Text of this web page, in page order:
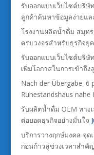
รับออกแบบเว็บไซต์บริษั
ลูกค้าค้นหาข้อมูลง่ายแล
โรงงานผลิตน้ำดื่ม สมุท
ครบวงจรสำหรับธุรกิจยุ
รับออกแบบเว็บไซต์บริษั
เพิ่มโอกาสในการเข้าถึง
Nach der Übergabe: 6
Ruhestandshaus nahe
รับผลิตน้ำดื่ม OEM ทาง
ต่อยอดธุรกิจอย่างมั่นใจ
บริการวางฤกษ์มงคล จุด
ก่อนก้าวสู่ช่วงเวลาสำคั